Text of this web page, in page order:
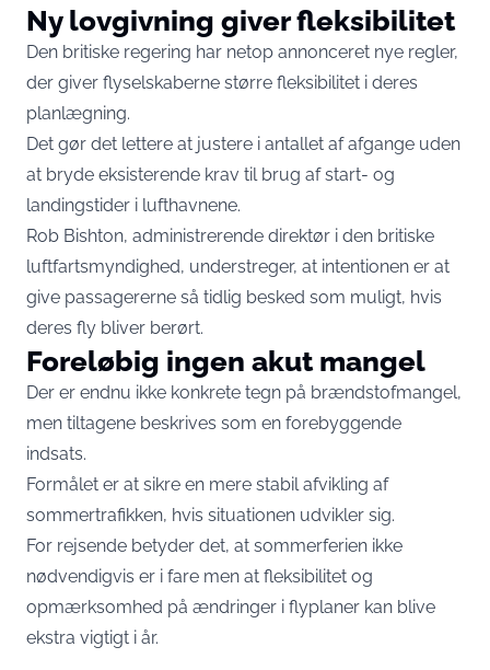
Ny lovgivning giver fleksibilitet
Den britiske regering har netop annonceret nye regler,
der giver flyselskaberne større fleksibilitet i deres
planlægning.
Det gør det lettere at justere i antallet af afgange uden
at bryde eksisterende krav til brug af start- og
landingstider i lufthavnene.
Rob Bishton, administrerende direktør i den britiske
luftfartsmyndighed, understreger, at intentionen er at
give passagererne så tidlig besked som muligt, hvis
deres fly bliver berørt.
Foreløbig ingen akut mangel
Der er endnu ikke konkrete tegn på brændstofmangel,
men tiltagene beskrives som en forebyggende
indsats.
Formålet er at sikre en mere stabil afvikling af
sommertrafikken, hvis situationen udvikler sig.
For rejsende betyder det, at sommerferien ikke
nødvendigvis er i fare men at fleksibilitet og
opmærksomhed på ændringer i flyplaner kan blive
ekstra vigtigt i år.